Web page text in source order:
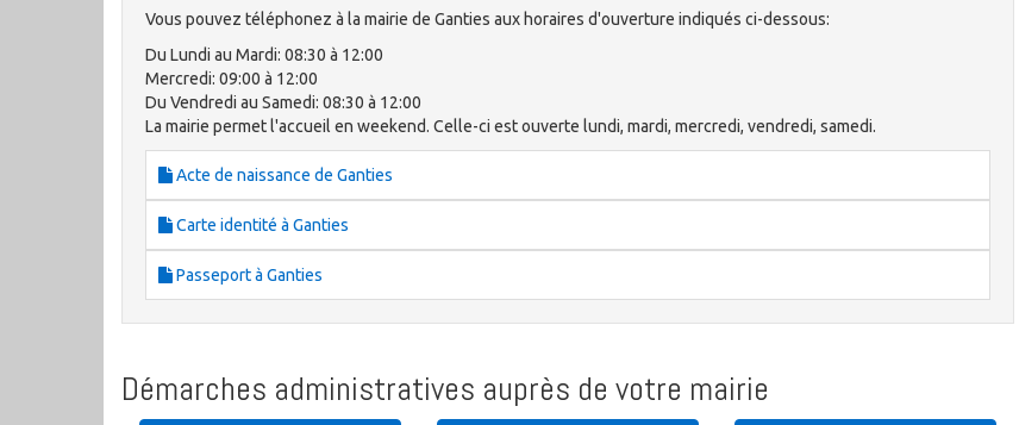
Vous pouvez téléphonez à la mairie de Ganties aux horaires d'ouverture indiqués ci-dessous:
Du Lundi au Mardi: 08:30 à 12:00
Mercredi: 09:00 à 12:00
Du Vendredi au Samedi: 08:30 à 12:00
La mairie permet l'accueil en weekend. Celle-ci est ouverte lundi, mardi, mercredi, vendredi, samedi.
Acte de naissance de Ganties
Carte identité à Ganties
Passeport à Ganties
Démarches administratives auprès de votre mairie